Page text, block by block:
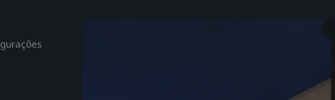
De Hotéis Country Inn & Suites